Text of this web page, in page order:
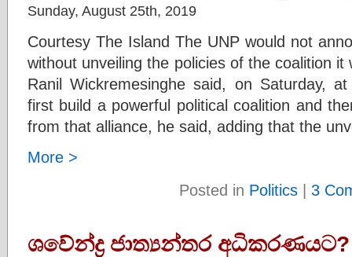
Sunday, August 25th, 2019
Courtesy The Island The UNP would not
without unveiling the policies of the coalition
Ranil Wickremesinghe said, on Saturday,
first build a powerful political coalition and
from that alliance, he said, adding that the
More >
Posted in Politics | 3
ශවේන්ද්‍ර ජාත්‍යන්තර අධිකරණයට?